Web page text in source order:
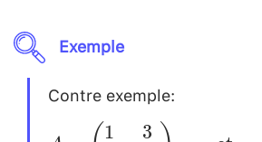
Exemple
Contre exemple:
A=
1
3